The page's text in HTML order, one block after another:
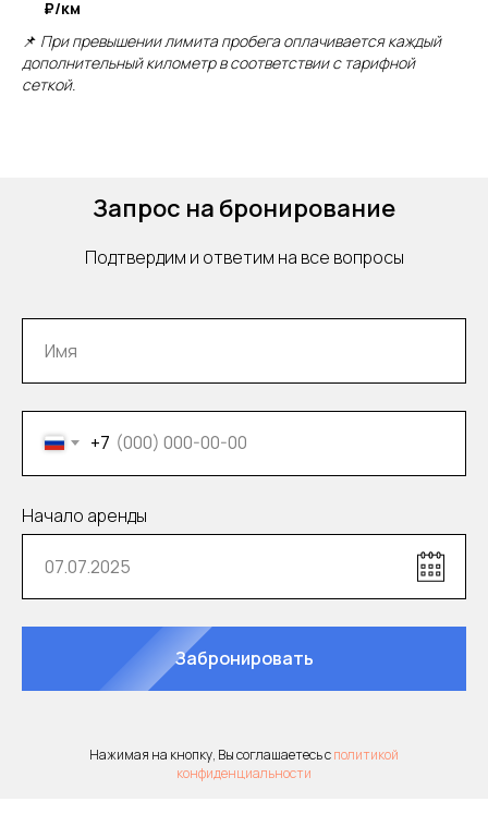
₽/км
📌 При превышении лимита пробега оплачивается каждый
дополнительный километр в соответствии с тарифной
сеткой.
Запрос на бронирование
Подтвердим и ответим на все вопросы
+7
Начало аренды
Забронировать
Нажимая на кнопку, Вы соглашаетесь сполитикой
конфиденциальности
Персональный водитель.
Знание английского
Доставка в аэропорт /
автомобиля